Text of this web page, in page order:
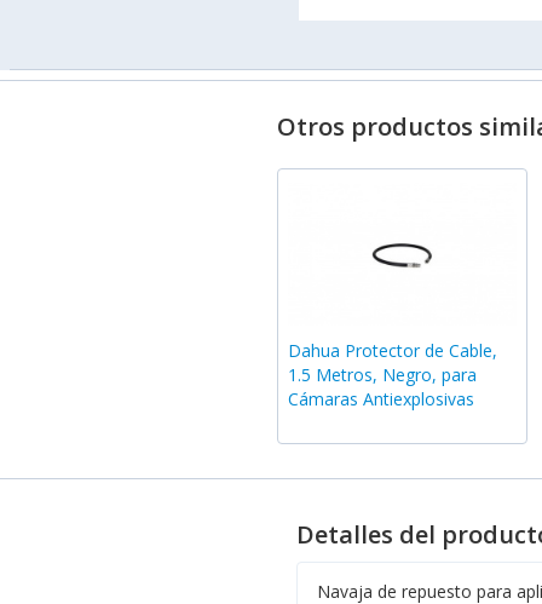
Otros productos
Dahua Protector de Cable,
1.5 Metros, Negro, para
Cámaras Antiexplosivas
Detalles del
Navaja de repuesto para